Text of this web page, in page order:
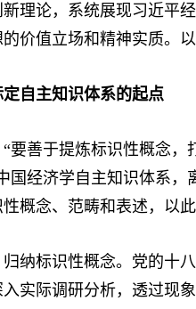
理论，系统展现习近平
价值立场和精神实质。
自主知识体系的起点
善于提炼标识性概念，
国经济学自主知识体系
概念、范畴和表述，以
标识性概念。党的十八
实际调研分析，透过现